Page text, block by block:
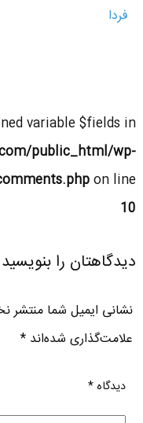
فردا
variable $fields in
public_html/wp-
on line
10
دیدگاهتان را بنویسید
نشانی ایمیل شما منتشر
علامت‌گذاری شده‌اند*
دیدگاه*